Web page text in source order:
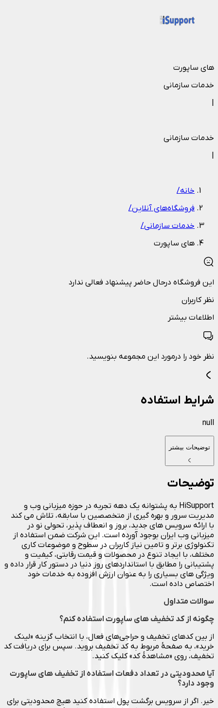
های ساپورت
خدمات سازمانی
خدمات سازمانی
خانه/
فروشگاه‌های آنلاین/
خدمات سازمانی/
های ساپورت
این فروشگاه درحال حاضر پیشنهاد فعالی ندارد
نظر کاربران
اطلاعات بیشتر
نظر خود را درمورد این مجموعه بنویسید.
شرایط استفاده
null
توضیحات بیشتر
توضیحات
HiSupport به پشتوانه یک دهه تجربه در حوزه میزبانی وب و
مدیریت سرور و بهره گیری از متخصصین با سابقه، تلاش می کند
با ارائه سرویس های جدید، بروز و انعطاف پذیر، تحولی نو در
میزبانی وب ایران بوجود آورده است. این شرکت ضمن استفاده از
تکنولوژی برتر و تامین نیاز کاربران در سطوح و موضوعات کاری
مختلف، با ایجاد تنوع در محصولات و قیمت رقابتی، کیفیت و
پشتیبانی را مطابق با استانداردهای روز دنیا در دستور کار قرار داده و
ویژگی های بسیاری را به عنوان ارزش افزوده به خدمات خود
اختصاص داده است.
سوالات متداول
چگونه از کد تخفیف های ساپورت استفاده کنم؟
از بین کدهای تخفیف و حراجی‌های فعال، با انتخاب گزینه «لینک
خرید»، به صفحهٔ مربوط به کد تخفیف بروید. سپس برای دریافت کد
تخفیف، روی «مشاهدهٔ کد» کلیک کنید.
آیا محدودیتی در تعداد دفعات استفاده از تخفیف های ساپورت
وجود دارد؟
خیر. اگر از سرویس برگشت پول استفاده کنید هیچ محدودیتی برای